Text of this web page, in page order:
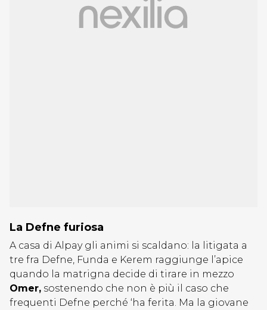
La Defne furiosa
A casa di Alpay gli animi si scaldano: la litigata a
tre fra Defne, Funda e Kerem raggiunge l’apice
quando la matrigna decide di tirare in mezzo
Omer, sostenendo che non è più il caso che
frequenti Defne perché ‘ha ferita. Ma la giovane